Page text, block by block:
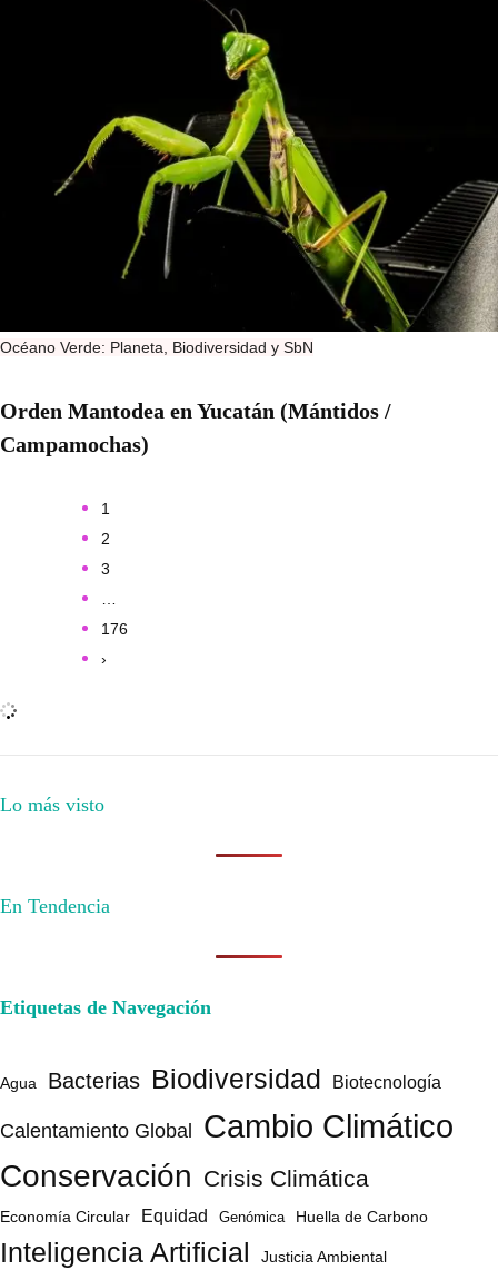
Océano Verde: Planeta, Biodiversidad y SbN
Orden Mantodea en Yucatán (Mántidos /
Campamochas)
1
2
3
…
176
›
Lo más visto
En Tendencia
Etiquetas de Navegación
Agua Bacterias Biodiversidad Biotecnología
Calentamiento Global Cambio Climático
Conservación Crisis Climática
Economía Circular Equidad Genómica Huella de Carbono
Inteligencia Artificial Justicia Ambiental